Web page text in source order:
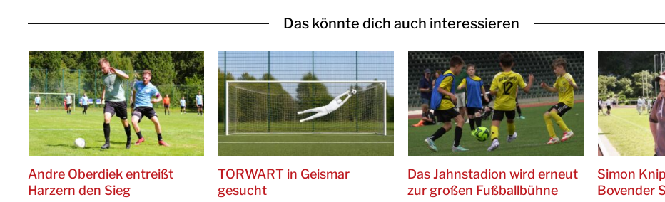
Das könnte dich auch interessieren
Andre Oberdiek entreißt
Harzern den Sieg
TORWART in Geismar
gesucht
Das Jahnstadion wird erneut
zur großen Fußballbühne
Simon
Bovender